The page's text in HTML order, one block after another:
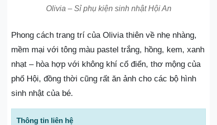
Olivia – Sỉ phụ kiện sinh nhật Hội An
Phong cách trang trí của Olivia thiên về nhẹ nhàng,
mềm mại với tông màu pastel trắng, hồng, kem, xanh
nhạt – hòa hợp với không khí cổ điển, thơ mộng của
phố Hội, đồng thời cũng rất ăn ảnh cho các bộ hình
sinh nhật của bé.
Thông tin liên hệ